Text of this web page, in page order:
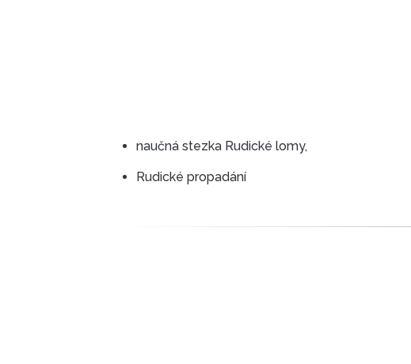
naučná stezka Rudické lomy,
Rudické propadání